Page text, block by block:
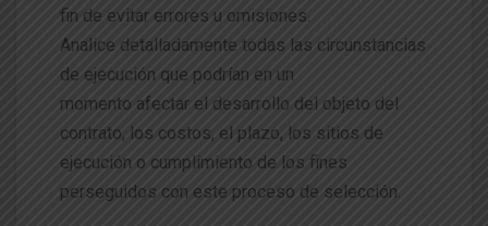
fin de evitar errores u omisiones.
Analice detalladamente todas las circunstancias
de ejecución que podrían en un
momento afectar el desarrollo del objeto del
contrato, los costos, el plazo, los sitios de
ejecución o cumplimiento de los fines
perseguidos con este proceso de selección.